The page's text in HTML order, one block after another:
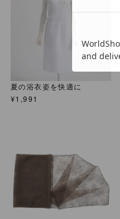
夏の浴衣姿を快適に
¥1,991